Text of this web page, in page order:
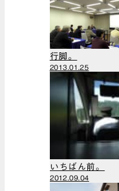
（社）木造住
推進協議会
（15）
家具（14）
勉強会（14）
くるま（18）
ブログ（111
環境問題（2）
木のこと
（32）
じぶんのこと
（14）
行脚。
2013.01.25
いちばん前。
2012.09.04